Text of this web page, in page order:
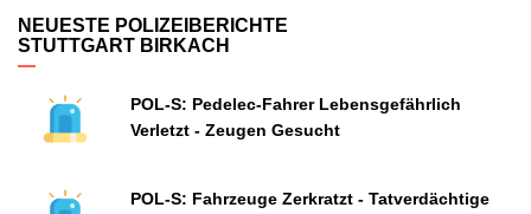
NEUESTE POLIZEIBERICHTE
STUTTGART BIRKACH
POL-S: Pedelec-Fahrer Lebensgefährlich
Verletzt - Zeugen Gesucht
POL-S: Fahrzeuge Zerkratzt - Tatverdächtige